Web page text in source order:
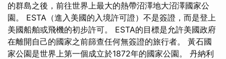
的群島之後，前往世界上最大的熱帶沼澤地大沼澤國家公
園。 ESTA（進入美國的入境許可證）不是簽證，而是登上
美國船舶或飛機的初步許可。 ESTA的目標是允許美國政府
在離開自己的國家之前篩查任何無簽證的旅行者。 黃石國
家公園是世界上第一個成立於1872年的國家公園。 丹納利